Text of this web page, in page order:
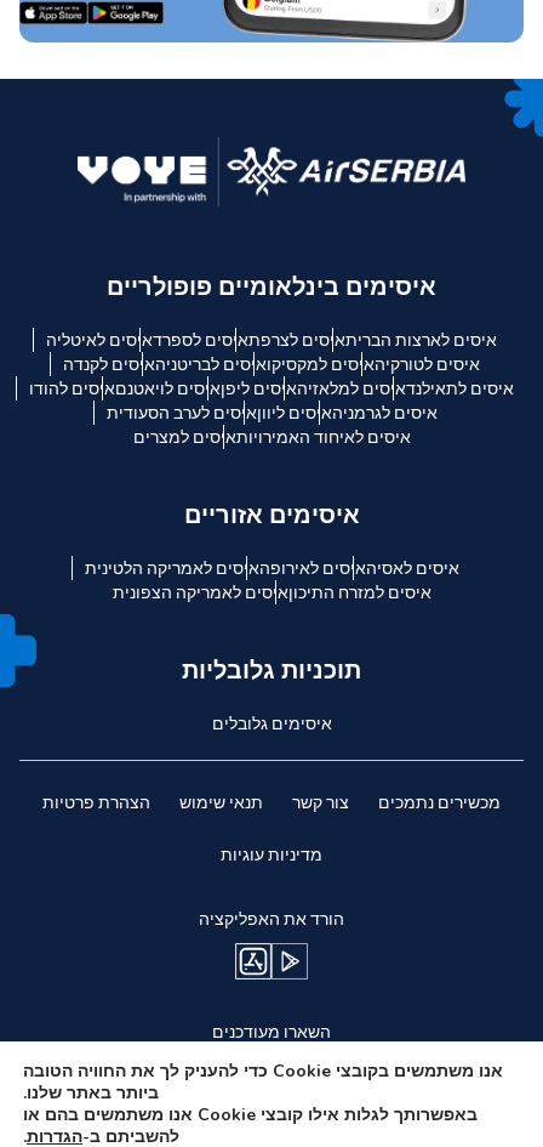
איסימים בינלאומיים פופולריים
איסים לארצות הבריתאיסים לצרפתאיסים לספרדאיסים לאיטליה
איסים לטורקיהאיסים למקסיקואיסים לבריטניהאיסים לקנדה
איסים לתאילנדאיסים למלאזיהאיסים ליפןאיסים לויאטנםאיסים להודו
איסים לגרמניהאיסים ליווןאיסים לערב הסעודית
איסים לאיחוד האמירויותאיסים למצרים
איסימים אזוריים
איסים לאסיהאיסים לאירופהאיסים לאמריקה הלטינית
איסים למזרח התיכוןאיסים לאמריקה הצפונית
תוכניות גלובליות
איסימים גלובלים
מכשירים נתמכים צור קשר תנאי שימוש הצהרת פרטיות
מדיניות עוגיות
הורד את האפליקציה
השארו מעודכנים
אנו משתמשים בקובצי Cookie כדי להעניק לך את החוויה הטובה
ביותר באתר שלנו.
באפשרותך לגלות אילו קובצי Cookie אנו משתמשים בהם או
להשביתם ב-הגדרות.